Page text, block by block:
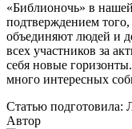
«Библионочь» в
подтверждением
объединяют людей и
всех участников за
себя новые
много интересных
Статью подготовила:
Автор